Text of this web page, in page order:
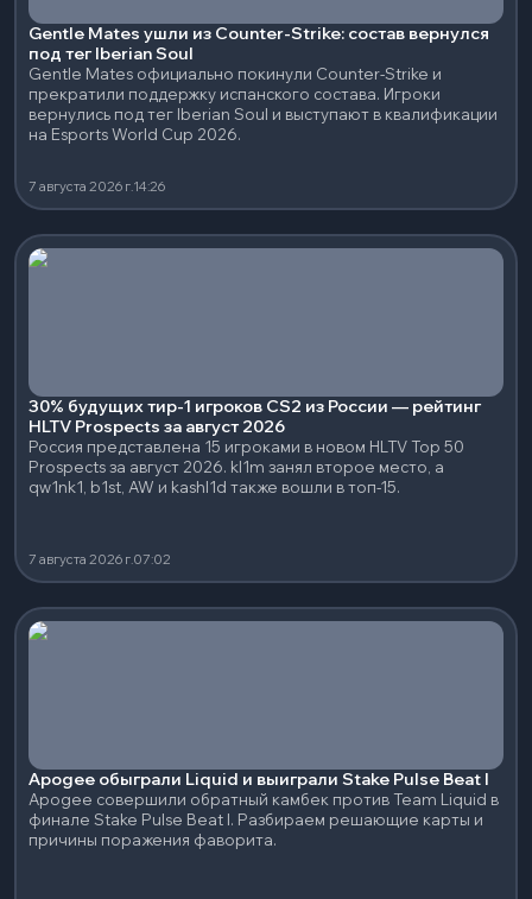
Gentle Mates ушли из Counter-Strike: состав вернулся
под тег Iberian Soul
Gentle Mates официально покинули Counter-Strike и
прекратили поддержку испанского состава. Игроки
вернулись под тег Iberian Soul и выступают в квалификации
на Esports World Cup 2026.
7 августа 2026 г.14:26
30% будущих тир-1 игроков CS2 из России — рейтинг
HLTV Prospects за август 2026
Россия представлена 15 игроками в новом HLTV Top 50
Prospects за август 2026. kl1m занял второе место, а
qw1nk1, b1st, AW и kashl1d также вошли в топ-15.
7 августа 2026 г.07:02
Apogee обыграли Liquid и выиграли Stake Pulse Beat I
Apogee совершили обратный камбек против Team Liquid в
финале Stake Pulse Beat I. Разбираем решающие карты и
причины поражения фаворита.